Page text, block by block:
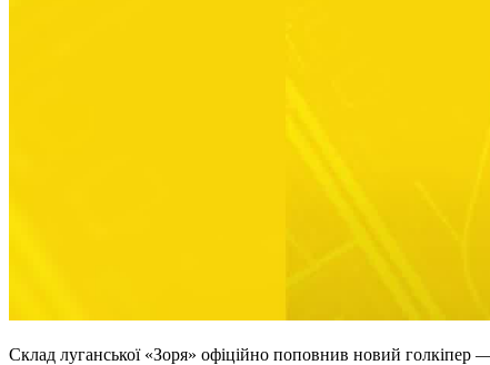
Склад луганської «Зоря» офіційно поповнив новий голкіпер